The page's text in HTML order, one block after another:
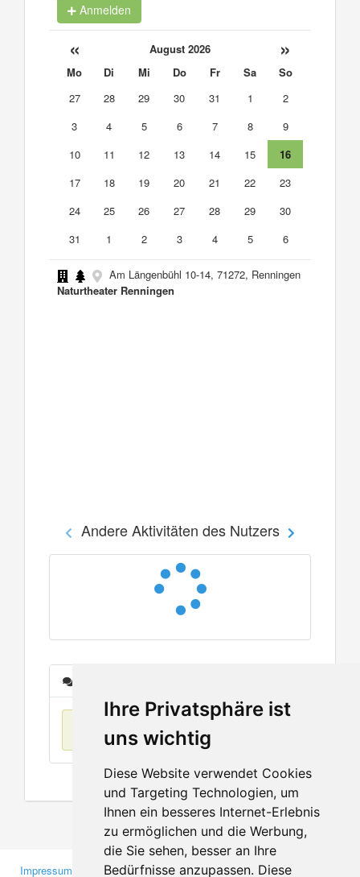
Ihre Privatsphäre ist
uns wichtig
Diese Website verwendet Cookies
und Targeting Technologien, um
Ihnen ein besseres Internet-Erlebnis
zu ermöglichen und die Werbung,
die Sie sehen, besser an Ihre
Bedürfnisse anzupassen. Diese
Anmelden
« August 2026 »
Mo Di Mi Do Fr Sa
So
27
28 29 30 31 1
2
3
4 5 6 7 8
9
10
11 12 13 14 15
16
17
18 19 20 21 22
23
24
25 26 27 28 29
30
31
1 2 3 4 5 6
Am Längenbühl 10-14, 71272, Renningen
Naturtheater Renningen
Andere Aktivitäten des Nutzers
Keine Einträge
Impressum Gewerbetreibende